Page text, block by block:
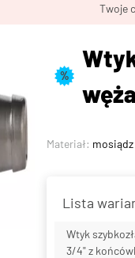
Twoje
%
Materiał:
Lista
Wtyk
3/4" z